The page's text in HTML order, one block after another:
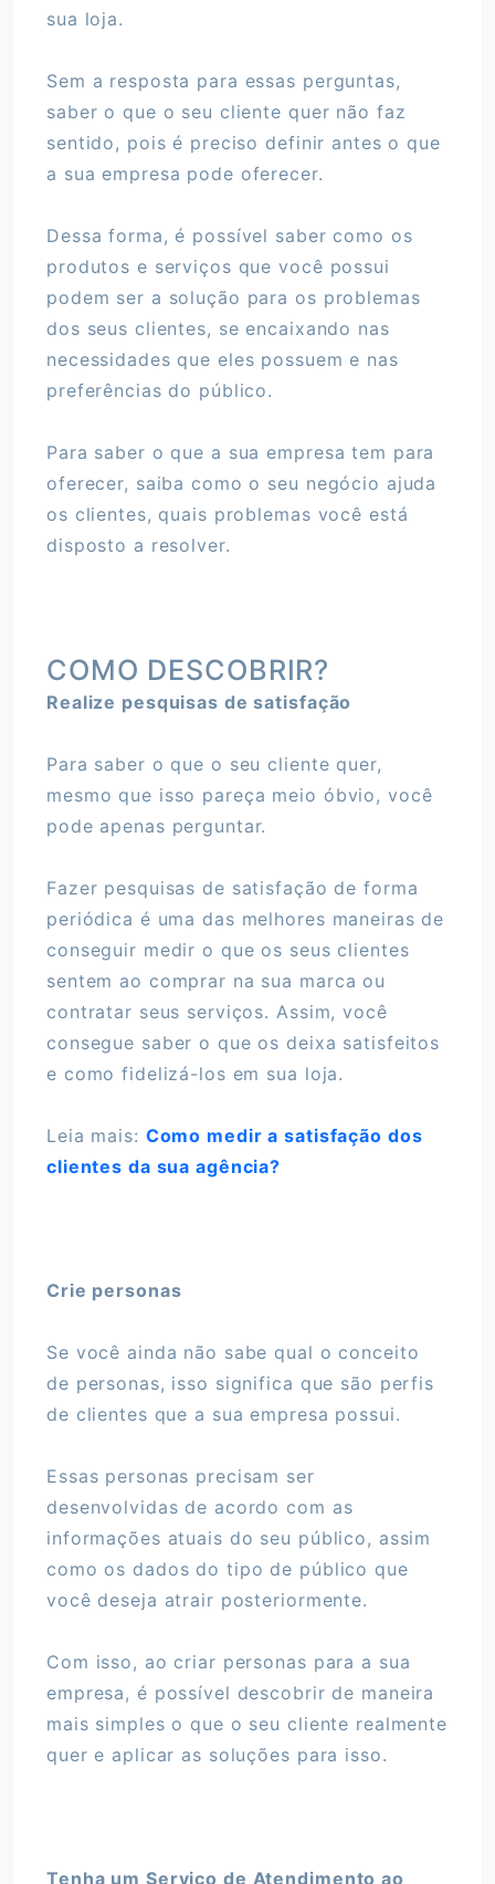
sua loja.
Sem a resposta para essas perguntas,
saber o que o seu cliente quer não faz
sentido, pois é preciso definir antes o que
a sua empresa pode oferecer.
Dessa forma, é possível saber como os
produtos e serviços que você possui
podem ser a solução para os problemas
dos seus clientes, se encaixando nas
necessidades que eles possuem e nas
preferências do público.
Para saber o que a sua empresa tem para
oferecer, saiba como o seu negócio ajuda
os clientes, quais problemas você está
disposto a resolver.
COMO DESCOBRIR?
Realize pesquisas de satisfação
Para saber o que o seu cliente quer,
mesmo que isso pareça meio óbvio, você
pode apenas perguntar.
Fazer pesquisas de satisfação de forma
periódica é uma das melhores maneiras de
conseguir medir o que os seus clientes
sentem ao comprar na sua marca ou
contratar seus serviços. Assim, você
consegue saber o que os deixa satisfeitos
e como fidelizá-los em sua loja.
Leia mais: Como medir a satisfação dos
clientes da sua agência?
Crie personas
Se você ainda não sabe qual o conceito
de personas, isso significa que são perfis
de clientes que a sua empresa possui.
Essas personas precisam ser
desenvolvidas de acordo com as
informações atuais do seu público, assim
como os dados do tipo de público que
você deseja atrair posteriormente.
Com isso, ao criar personas para a sua
empresa, é possível descobrir de maneira
mais simples o que o seu cliente realmente
quer e aplicar as soluções para isso.
Tenha um Serviço de Atendimento ao